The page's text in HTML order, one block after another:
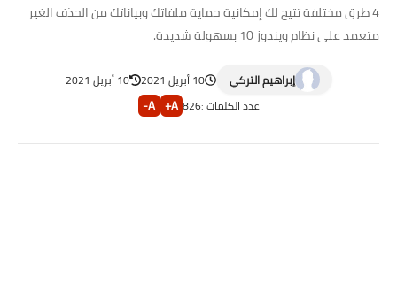
4 طرق مختلفة تتيح لك إمكانية حماية ملفاتك وبياناتك من الحذف الغير
متعمد على نظام ويندوز 10 بسهولة شديدة.
إبراهيم التركي 10 أبريل 2021
10 أبريل 2021
عدد الكلمات :826
A+
A-